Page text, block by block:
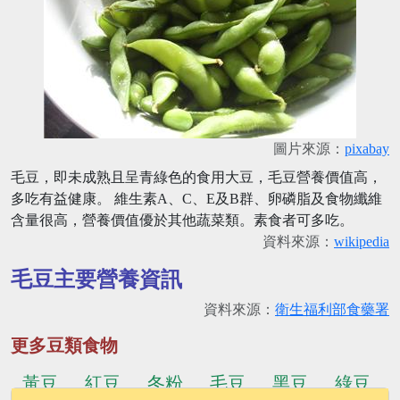
圖片來源： pixabay
毛豆，即未成熟且呈青綠色的食用大豆，毛豆營養價值高，
多吃有益健康。 維生素A、C、E及B群、卵磷脂及食物纖維
含量很高，營養價值優於其他蔬菜類。素食者可多吃。
資料來源： wikipedia
毛豆主要營養資訊
資料來源： 衛生福利部食藥署
更多豆類食物
黃豆
紅豆 冬粉 毛豆 黑豆 綠豆